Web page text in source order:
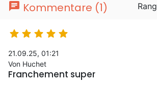
chat Kommentare (1) Rang
    
21.09.25, 01:21
Von Huchet
Franchement super